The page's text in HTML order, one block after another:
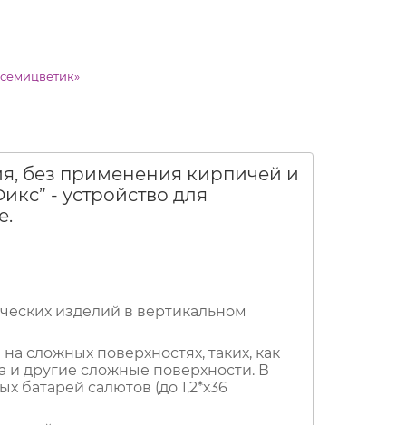
без применения кирпичей и
- устройство для
изделий в вертикальном
сложных поверхностях, таких, как
и другие сложные поверхности. В
салютов (до 1,2*х36